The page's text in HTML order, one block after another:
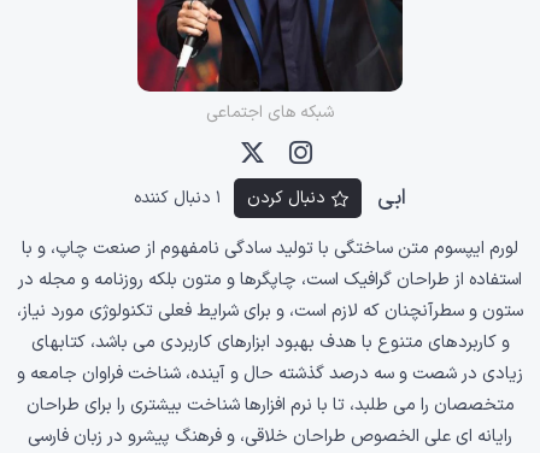
شبکه های اجتماعی
ابی دنبال کردن 1 دنبال کننده
لورم ایپسوم متن ساختگی با تولید سادگی نامفهوم از صنعت چاپ، و با
استفاده از طراحان گرافیک است، چاپگرها و متون بلکه روزنامه و مجله در
ستون و سطرآنچنان که لازم است، و برای شرایط فعلی تکنولوژی مورد نیاز،
و کاربردهای متنوع با هدف بهبود ابزارهای کاربردی می باشد، کتابهای
زیادی در شصت و سه درصد گذشته حال و آینده، شناخت فراوان جامعه و
متخصصان را می طلبد، تا با نرم افزارها شناخت بیشتری را برای طراحان
رایانه ای علی الخصوص طراحان خلاقی، و فرهنگ پیشرو در زبان فارسی